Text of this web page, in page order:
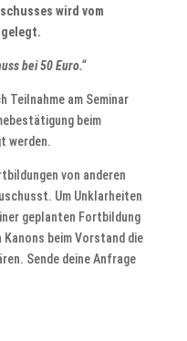
wird vom
bei 50 Euro.“
Teilnahme am Seminar
beim
werden.
von anderen
Um Unklarheiten
geplanten Fortbildung
Kanons beim Vorstand die
Sende deine Anfrage